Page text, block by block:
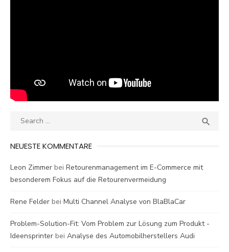
Search

NEUESTE KOMMENTARE
Leon Zimmer bei Retourenmanagement im E-Commerce mit
besonderem Fokus auf die Retourenvermeidung
Rene Felder bei Multi Channel Analyse von BlaBlaCar
Problem-Solution-Fit: Vom Problem zur Lösung zum Produkt -
Ideensprinter bei Analyse des Automobilherstellers Audi